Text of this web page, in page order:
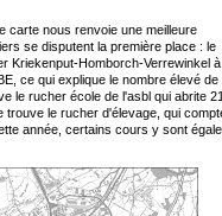
carte nous renvoie une meilleure
se disputent la première place : le
Kriekenput-Homborch-Verrewinkel à
ce qui explique le nombre élevé de
le rucher école de l'asbl qui abrite
le rucher d'élevage, qui
année, certains cours y sont